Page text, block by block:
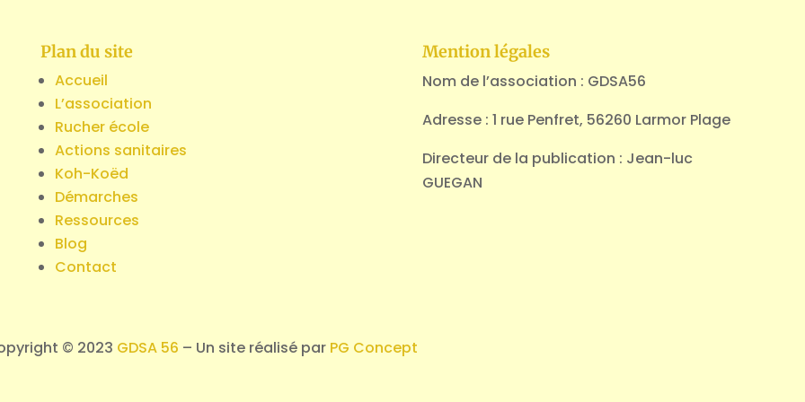
Plan du site
Accueil
L’association
Rucher école
Actions sanitaires
Koh-Koëd
Démarches
Ressources
Blog
Contact
Mention légales
Nom de l’association : GDSA56
Adresse : 1 rue Penfret, 56260 Larmor Plage
Directeur de la publication : Jean-luc
GUEGAN
© 2023 GDSA 56 – Un site réalisé par PG Concept